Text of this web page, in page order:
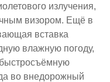
излучения,
визором. Ещё в
вставка
влажную погоду,
во внедорожный